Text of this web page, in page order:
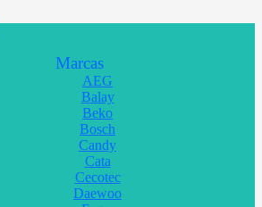
Marcas
AEG
Balay
Beko
Bosch
Candy
Cata
Cecotec
Daewoo